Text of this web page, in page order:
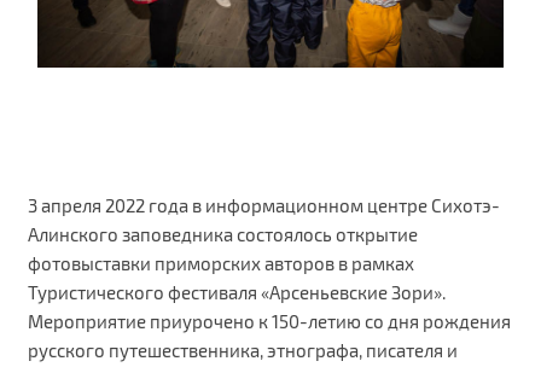
3 апреля 2022 года в информационном центре Сихотэ-
Алинского заповедника состоялось открытие
фотовыставки приморских авторов в рамках
Туристического фестиваля «Арсеньевские Зори».
Мероприятие приурочено к 150-летию со дня рождения
русского путешественника, этнографа, писателя и